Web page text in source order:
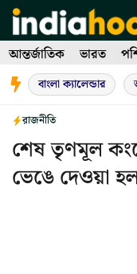
Skip
to
content
আন্তর্জাতিক ভারত
বাংলা ক্যালেন্ডার
রাজনীতি
শেষ তৃণমূল
ভেঙে দেওয়া